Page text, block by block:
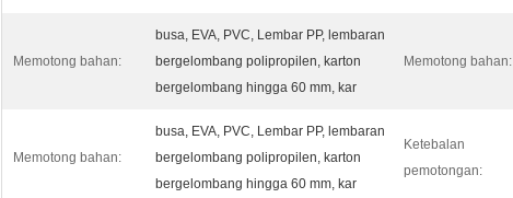
Memotong bahan:
busa, EVA, PVC, Lembar PP, lembaran
bergelombang polipropilen, karton
bergelombang hingga 60 mm, kar
Memotong bahan:
Memotong bahan:
busa, EVA, PVC, Lembar PP, lembaran
bergelombang polipropilen, karton
bergelombang hingga 60 mm, kar
Ketebalan
pemotongan: